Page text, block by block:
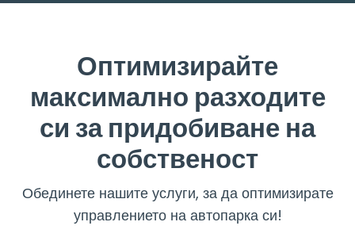
Оптимизирайте
максимално разходите
си за придобиване на
собственост
Обединете нашите услуги, за да оптимизирате
управлението на автопарка си!